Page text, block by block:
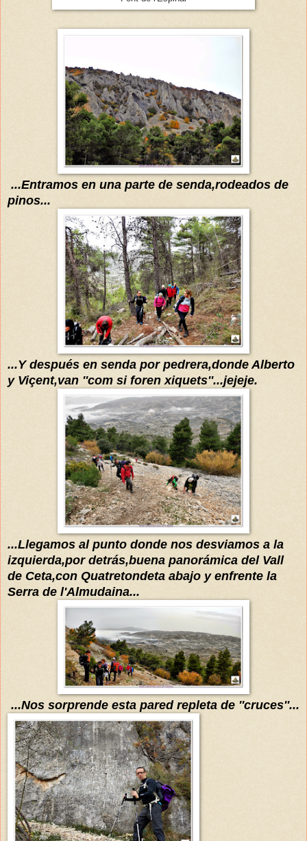
...Entramos en una parte de senda,rodeados de
pinos...
...Y después en senda por pedrera,donde Alberto
y Viçent,van ''com si foren xiquets''...jejeje.
...Llegamos al punto donde nos desviamos a la
izquierda,por detrás,buena panorámica del Vall
de Ceta,con Quatretondeta abajo y enfrente la
Serra de l'Almudaina...
...Nos sorprende esta pared repleta de ''cruces''...